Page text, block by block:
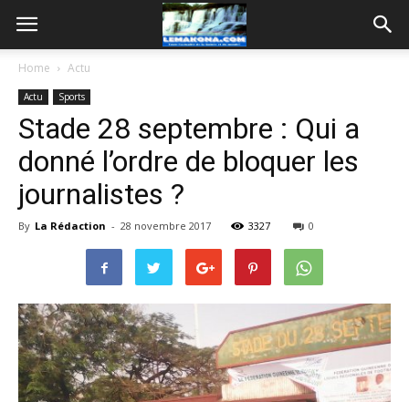
Home Actu
Actu Sports
Stade 28 septembre : Qui a
donné l’ordre de bloquer les
journalistes ?
By La Rédaction - 28 novembre 2017 3327 0